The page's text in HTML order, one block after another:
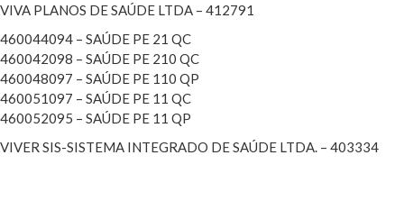
VIVA PLANOS DE SAÚDE LTDA – 412791
460044094 – SAÚDE PE 21 QC
460042098 – SAÚDE PE 210 QC
460048097 – SAÚDE PE 110 QP
460051097 – SAÚDE PE 11 QC
460052095 – SAÚDE PE 11 QP
VIVER SIS-SISTEMA INTEGRADO DE SAÚDE LTDA. – 403334